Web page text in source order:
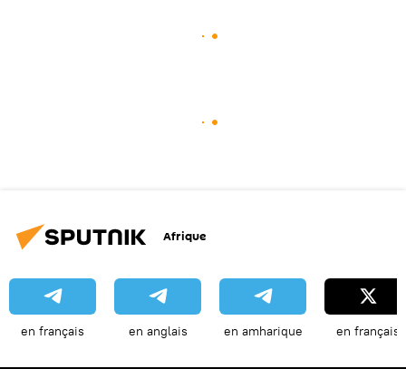
Afrique
en français en anglais en amharique en français